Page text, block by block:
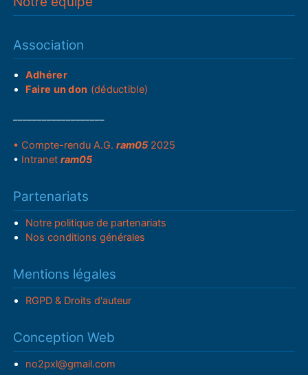
Association
Adhérer
Faire un don (déductible)
• Compte-rendu A.G.ram05 2025
• Intranetram05
Partenariats
Notre politique de partenariats
Nos conditions générales
Mentions légales
RGPD & Droits d'auteur
Conception Web
no2pxl@gmail.com